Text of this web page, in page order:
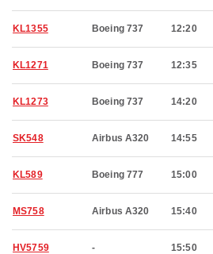
KL1355 Boeing 737 12:20
KL1271 Boeing 737 12:35
KL1273 Boeing 737 14:20
SK548 Airbus A320 14:55
KL589 Boeing 777 15:00
MS758 Airbus A320 15:40
HV5759 - 15:50